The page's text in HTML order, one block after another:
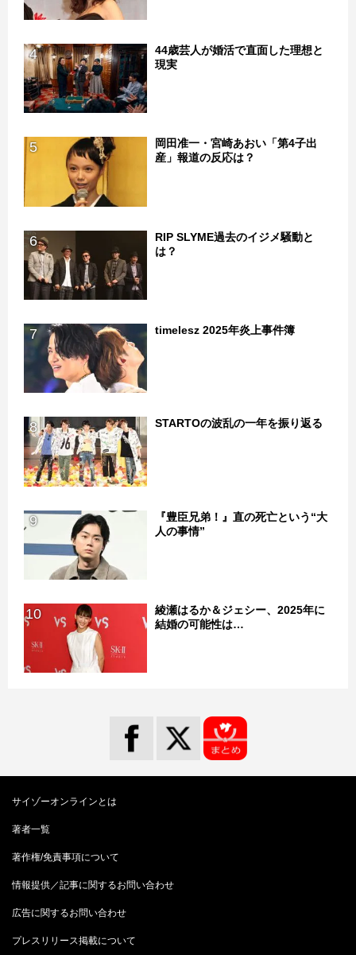
4
44歳芸人が婚活で直面した理想と
現実
5
岡田准一・宮崎あおい「第4子出
産」報道の反応は？
6
RIP SLYME過去のイジメ騒動と
は？
7 timelesz 2025年炎上事件簿
8 STARTOの波乱の一年を振り返る
9
『豊臣兄弟！』直の死亡という“大
人の事情”
10
綾瀬はるか＆ジェシー、2025年に
結婚の可能性は…
サイゾーオンラインとは
著者一覧
著作権/免責事項について
情報提供／記事に関するお問い合わせ
広告に関するお問い合わせ
プレスリリース掲載について